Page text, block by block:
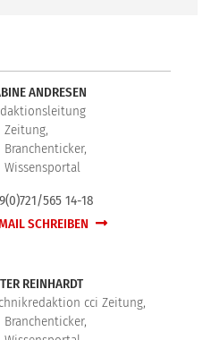
ANDRESEN
Zeitung,
Branchenticker,
Wissensportal
565 14-18
SCHREIBEN
REINHARDT
cci Zeitung,
Branchenticker,